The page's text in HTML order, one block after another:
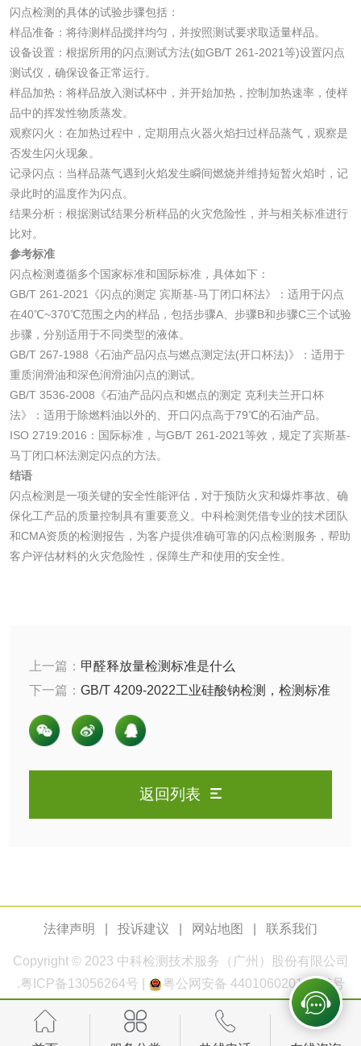
闪点检测的具体的试验步骤包括：
样品准备：将待测样品搅拌均匀，并按照测试要求取适量样品。
设备设置：根据所用的闪点测试方法(如GB/T 261-2021等)设置闪点
测试仪，确保设备正常运行。
样品加热：将样品放入测试杯中，并开始加热，控制加热速率，使样
品中的挥发性物质蒸发。
观察闪火：在加热过程中，定期用点火器火焰扫过样品蒸气，观察是
否发生闪火现象。
记录闪点：当样品蒸气遇到火焰发生瞬间燃烧并维持短暂火焰时，记
录此时的温度作为闪点。
结果分析：根据测试结果分析样品的火灾危险性，并与相关标准进行
比对。
参考标准
闪点检测遵循多个国家标准和国际标准，具体如下：
GB/T 261-2021《闪点的测定 宾斯基-马丁闭口杯法》：适用于闪点
在40℃~370℃范围之内的样品，包括步骤A、步骤B和步骤C三个试验
步骤，分别适用于不同类型的液体。
GB/T 267-1988《石油产品闪点与燃点测定法(开口杯法)》：适用于
重质润滑油和深色润滑油闪点的测试。
GB/T 3536-2008《石油产品闪点和燃点的测定 克利夫兰开口杯
法》：适用于除燃料油以外的、开口闪点高于79℃的石油产品。
ISO 2719:2016：国际标准，与GB/T 261-2021等效，规定了宾斯基-
马丁闭口杯法测定闪点的方法。
结语
闪点检测是一项关键的安全性能评估，对于预防火灾和爆炸事故、确
保化工产品的质量控制具有重要意义。中科检测凭借专业的技术团队
和CMA资质的检测报告，为客户提供准确可靠的闪点检测服务，帮助
客户评估材料的火灾危险性，保障生产和使用的安全性。
上一篇： 甲醛释放量检测标准是什么
下一篇： GB/T 4209-2022工业硅酸钠检测，检测标准
以及技术要求
返回列表
法律声明 投诉建议 网站地图 联系我们
Copyright © 2023 中科检测 技术服务（广州）股份有限公司
.粤ICP备13056264号 粤公网安备 44010602011168号
性试验
应试验
皮肤光变态反应试
验
日化产品
花露水检测 蚊香液检测
洗手液检测
水处理剂
水处理药剂检测 聚丙烯酰胺检测
检测
三氯异氰尿酸检测 磷酸二氢铵检测
碳酸钙检测
活性炭检测
测
电厂水处理活性炭
木质净水用活性炭
化肥检测 微生物菌剂检测
有机肥检测 钾肥检测
磷酸肥料检测